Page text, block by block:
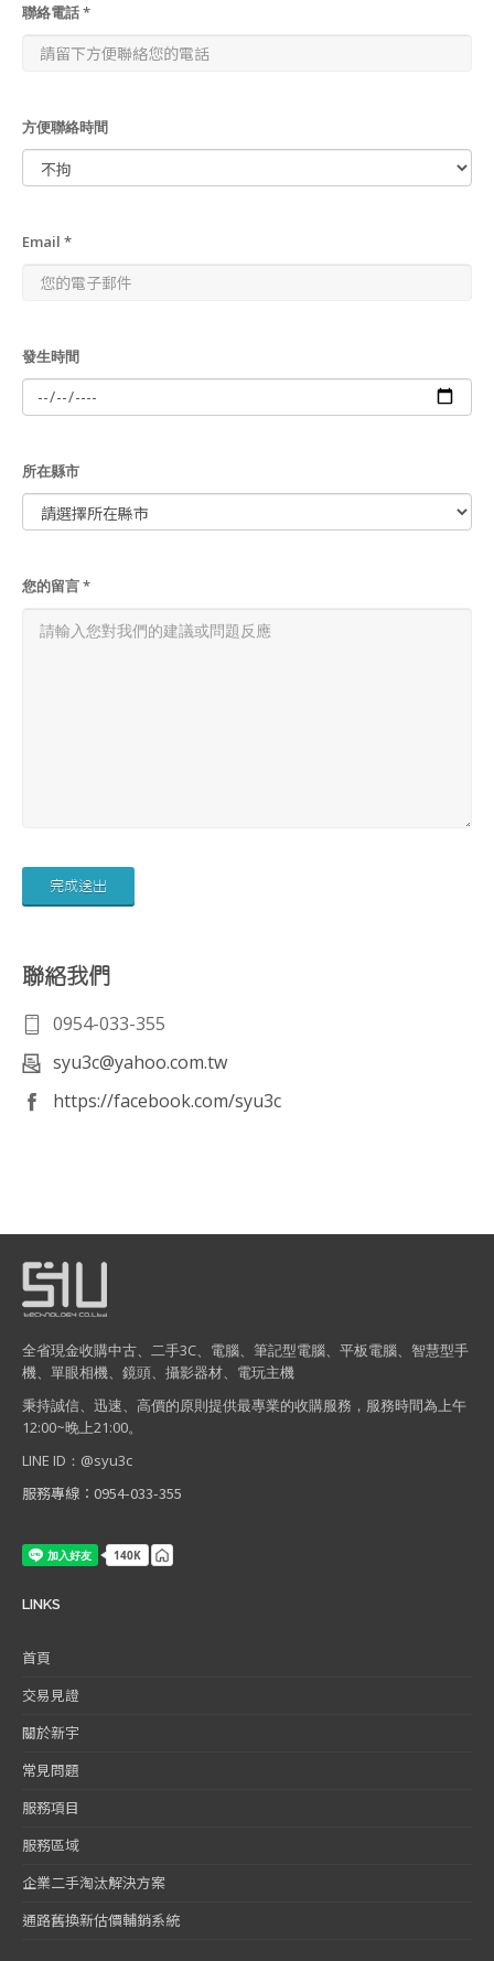
聯絡電話 *
方便聯絡時間
Email *
發生時間
所在縣市
您的留言 *
聯絡我們
0954-033-355
syu3c@yahoo.com.tw
https://facebook.com/syu3c
全省現金收購中古、二手3C、電腦、筆記型電腦、平板電腦、智慧型手
機、單眼相機、鏡頭、攝影器材、電玩主機
秉持誠信、迅速、高價的原則提供最專業的收購服務，服務時間為上午
12:00~晚上21:00。
LINE ID：@syu3c
服務專線：0954-033-355
LINKS
首頁
交易見證
關於新宇
常見問題
服務項目
服務區域
企業二手淘汰解決方案
通路舊換新估價輔銷系統